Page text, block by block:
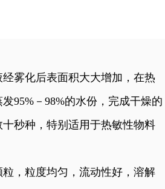
雾化后表面积大大增加，在热
发95%－98%的水份，完成干燥的
秒种，特别适用于热敏性物料
，粒度均匀，流动性好，溶解